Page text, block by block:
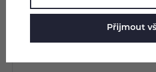
Mohlo by se
Přijmout